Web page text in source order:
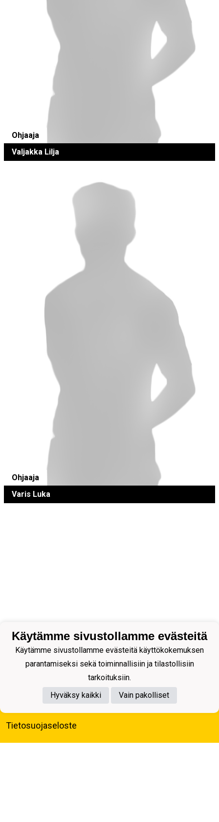
Ohjaaja
Valjakka Lilja
Ohjaaja
Varis Luka
Tietosuojaseloste
Käytämme sivustollamme evästeitä
Käytämme sivustollamme evästeitä käyttökokemuksen
parantamiseksi sekä toiminnallisiin ja tilastollisiin
tarkoituksiin.
Hyväksy kaikki
Vain pakolliset